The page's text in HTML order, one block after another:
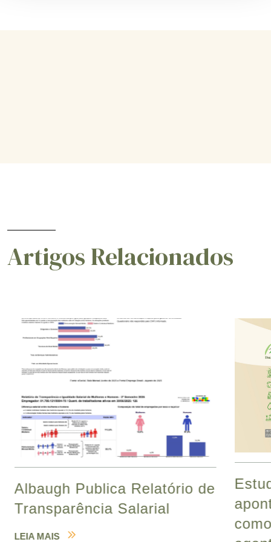
Artigos Relacionados
Albaugh Publica Relatório de
Transparência Salarial
LEIA MAIS